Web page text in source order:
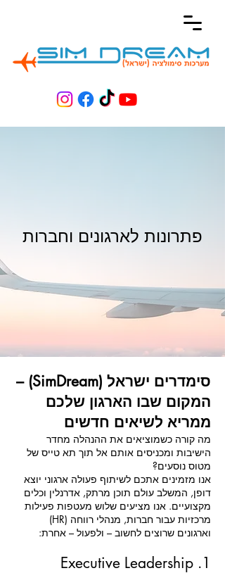
פתרונות לארגונים וחברות
סימדרים ישראל (SimDream) –
המקום שבו הארגון שלכם
ממריא לשיאים חדשים
מה קורה כשמוציאים את ההנהלה מחדר
הישיבות ומכניסים אותם אל תוך תא טייס של
מטוס נוסעים?
אנו מזמינים אתכם לשיתוף פעולה ארגוני יוצא
דופן, המשלב עולם תוכן מרתק, אדרנלין וכלים
מקצועיים. אנו מציעים שלוש מעטפות פעילות
מרכזיות עבור חברות, מנהלי רווחה (HR)
וארגונים שרוצים לחשוב – ולפעול – אחרת:
1. Executive Leadership